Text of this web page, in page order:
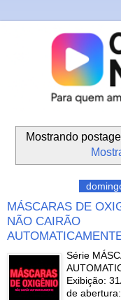
Mostrando
MÁSCARAS DE
NÃO CAIRÃO
Série
Exibição:
de